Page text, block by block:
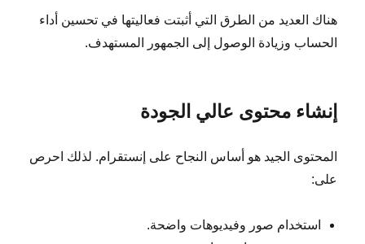
هناك العديد من الطرق التي أثبتت فعاليتها في تحسين أداء
الحساب وزيادة الوصول إلى الجمهور المستهدف.
إنشاء محتوى عالي الجودة
المحتوى الجيد هو أساس النجاح على إنستقرام. لذلك احرص
على:
استخدام صور وفيديوهات واضحة.